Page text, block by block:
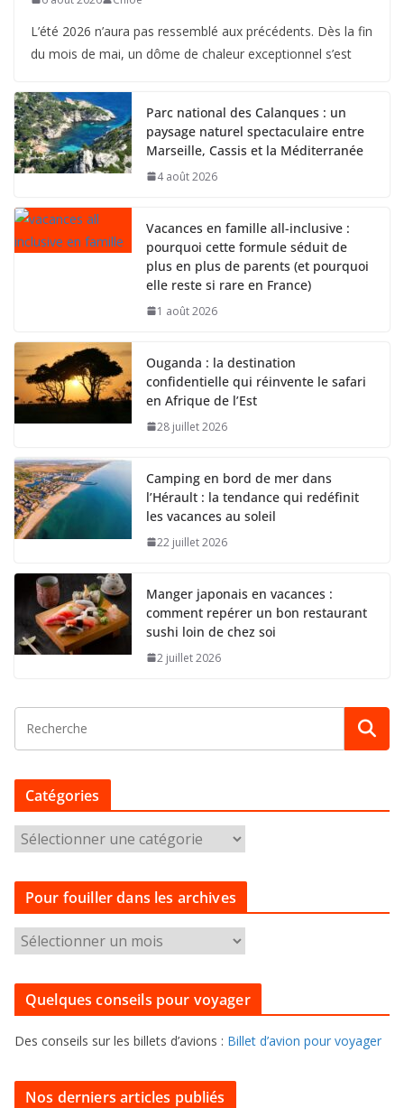
L’été 2026 n’aura pas ressemblé aux précédents. Dès la fin
du mois de mai, un dôme de chaleur exceptionnel s’est
Parc national des Calanques : un
paysage naturel spectaculaire entre
Marseille, Cassis et la Méditerranée
4 août 2026
Vacances en famille all-inclusive :
pourquoi cette formule séduit de
plus en plus de parents (et pourquoi
elle reste si rare en France)
1 août 2026
Ouganda : la destination
confidentielle qui réinvente le safari
en Afrique de l’Est
28 juillet 2026
Camping en bord de mer dans
l’Hérault : la tendance qui redéfinit
les vacances au soleil
22 juillet 2026
Manger japonais en vacances :
comment repérer un bon restaurant
sushi loin de chez soi
2 juillet 2026
Catégories
a
t
g
e
s
Pour fouiller dans les archives
o
u
o
Quelques conseils pour voyager
Des conseils sur les billets d’avions : Billet d’avion pour voyager
Nos derniers articles publiés